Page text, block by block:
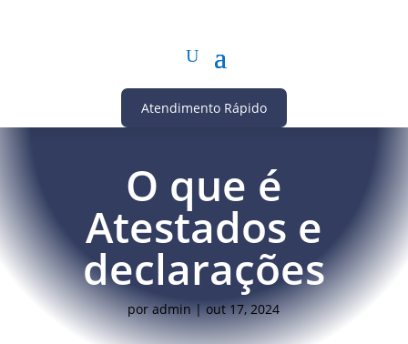
Atendimento Rápido
O que é
Atestados e
declarações
poradmin|out 17, 2024